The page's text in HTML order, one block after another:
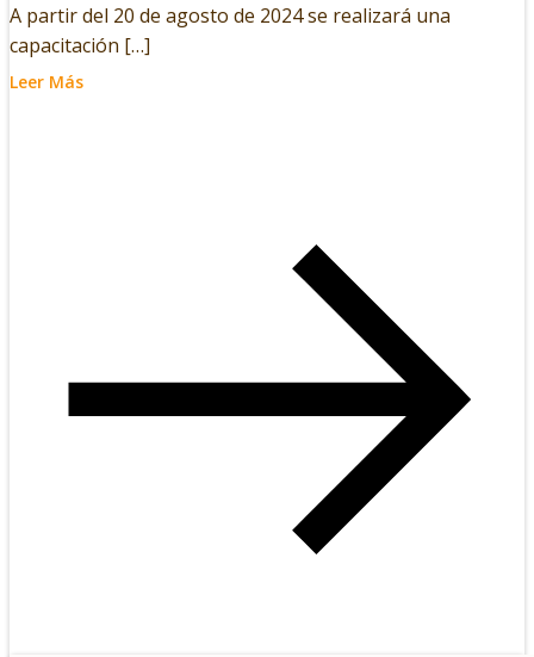
A partir del 20 de agosto de 2024 se realizará una
capacitación […]
Leer Más